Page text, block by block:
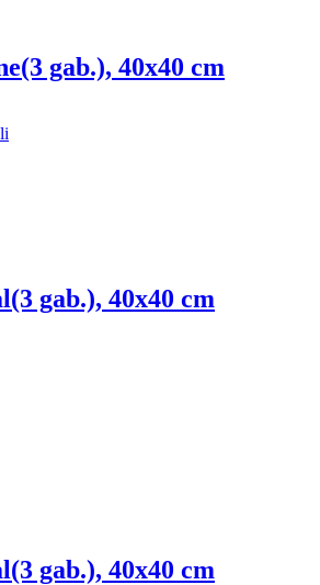
(3 gab.), 40x40 cm
(3 gab.), 40x40 cm
(3 gab.), 40x40 cm